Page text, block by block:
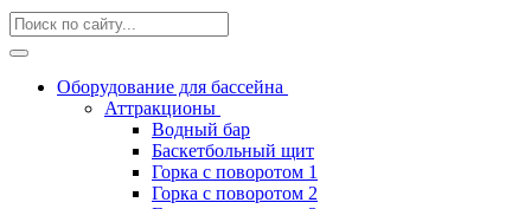
Оборудование для бассейна
Аттракционы
Водный бар
Баскетбольный щит
Горка с поворотом 1
Горка с поворотом 2